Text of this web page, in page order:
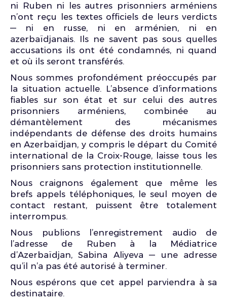
ni Ruben ni les autres prisonniers arméniens
n’ont reçu les textes officiels de leurs verdicts
— ni en russe, ni en arménien, ni en
azerbaïdjanais. Ils ne savent pas sous quelles
accusations ils ont été condamnés, ni quand
et où ils seront transférés.
Nous sommes profondément préoccupés par
la situation actuelle. L’absence d’informations
fiables sur son état et sur celui des autres
prisonniers arméniens, combinée au
démantèlement des mécanismes
indépendants de défense des droits humains
en Azerbaïdjan, y compris le départ du Comité
international de la Croix-Rouge, laisse tous les
prisonniers sans protection institutionnelle.
Nous craignons également que même les
brefs appels téléphoniques, le seul moyen de
contact restant, puissent être totalement
interrompus.
Nous publions l’enregistrement audio de
l’adresse de Ruben à la Médiatrice
d’Azerbaïdjan, Sabina Aliyeva — une adresse
qu’il n’a pas été autorisé à terminer.
Nous espérons que cet appel parviendra à sa
destinataire.